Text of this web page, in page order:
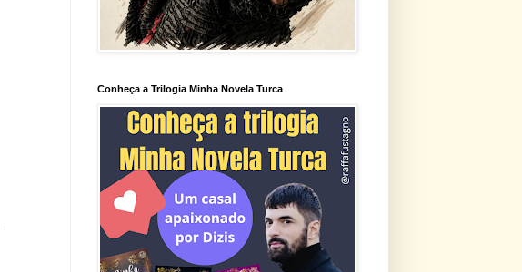
Conheça a Trilogia Minha Novela Turca